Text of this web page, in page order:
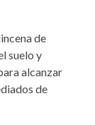
de
suelo y
alcanzar
de